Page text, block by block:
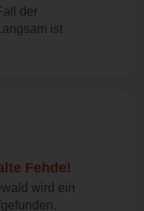
der
ist
Fehde!
wird ein